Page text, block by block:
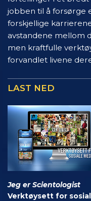
jobben til å forsørge
forskjellige
avstandene mellom
men kraftfulle
forvandlet livene
LAST NED
Jeg er Scientologist
Verktøysett for